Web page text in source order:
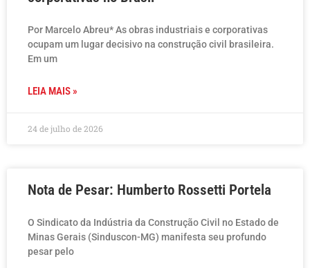
Por Marcelo Abreu* As obras industriais e corporativas
ocupam um lugar decisivo na construção civil brasileira.
Em um
LEIA MAIS »
24 de julho de 2026
Nota de Pesar: Humberto Rossetti Portela
O Sindicato da Indústria da Construção Civil no Estado de
Minas Gerais (Sinduscon-MG) manifesta seu profundo
pesar pelo